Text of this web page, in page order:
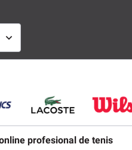
profesional de tenis